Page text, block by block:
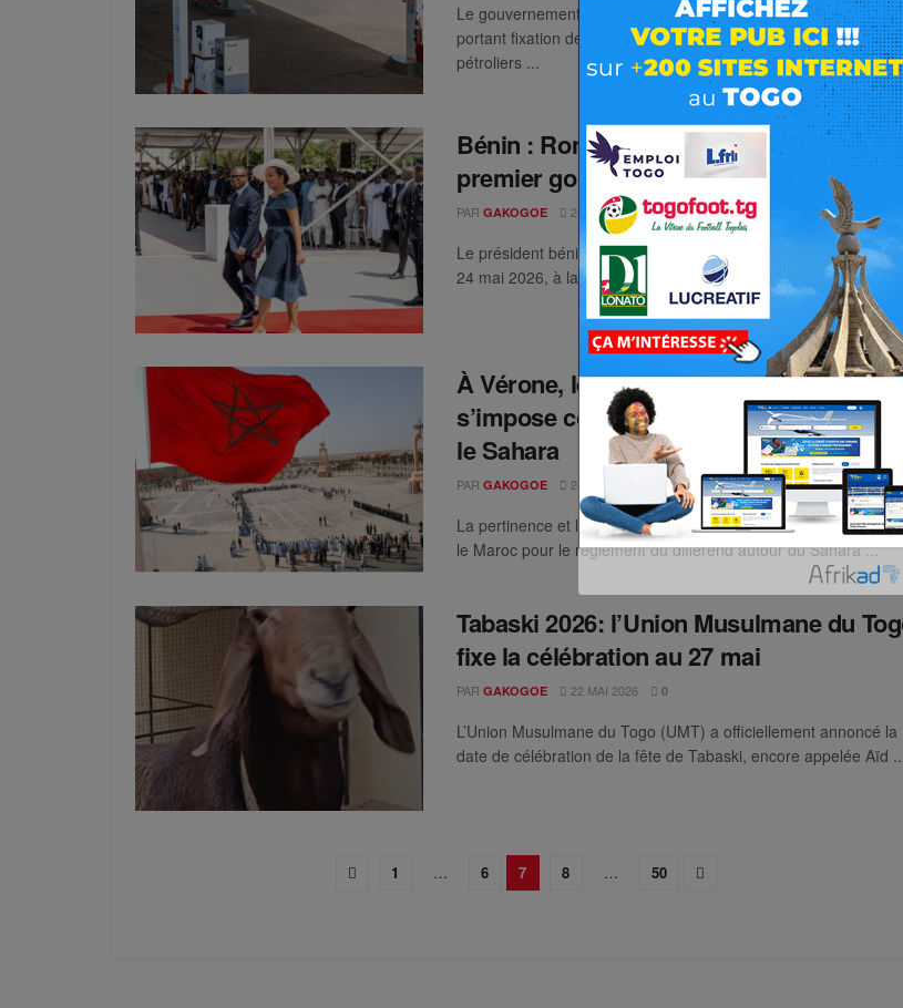
Le gouvernement togolais a rendu public un arrêté
portant fixation des nouveaux prix à la pompe des produits
pétroliers ...
Bénin : Romuald Wadagni dévoile son
premier gouvernement
PAR GAKOGOE 24 MAI 2026 0
Le président béninois Romuald Wadagni a procédé, ce
24 mai 2026, à la nomination des membres de son premier ...
À Vérone, le plan d’autonomie marocain
s’impose comme la solution crédible
le Sahara
PAR GAKOGOE 24 MAI 2026 0
La pertinence et la prééminence du plan d’autonomie proposé
le Maroc pour le règlement du différend autour du Sahara ...
Tabaski 2026: l’Union Musulmane du
fixe la célébration au 27 mai
PAR GAKOGOE 22 MAI 2026 0
L’Union Musulmane du Togo (UMT) a officiellement annoncé la
date de célébration de la fête de Tabaski, encore appelée Aïd
1 … 6 7 8 … 50